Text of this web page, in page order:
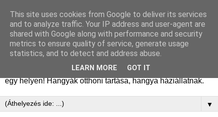
Hangyafarm
Hangyatartás gyakorlati tapasztalatok, hangyafarm
alapítástól a kifejlett kolóniákig. Tanácsok, megfigyelések,
kolóniatörténetek, fajismertetők. A hangyászásról minden
egy helyen! Hangyák otthoni tartása, hangya háziállatnak.
▼
This site uses cookies from Google to deliver its services
and to analyze traffic. Your IP address and user-agent are
shared with Google along with performance and security
metrics to ensure quality of service, generate usage
statistics, and to detect and address abuse.
LEARN MORE GOT IT